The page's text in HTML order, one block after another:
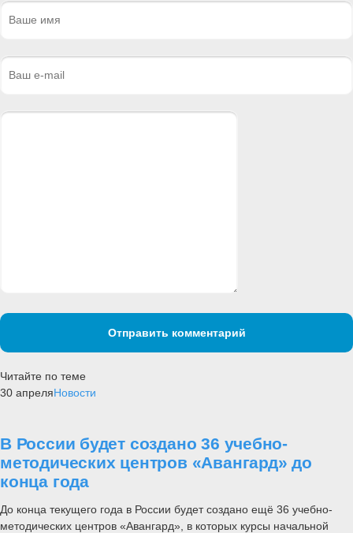
Отправить комментарий
Читайте по теме
30 апреляНовости
В России будет создано 36 учебно-
методических центров «Авангард» до
конца года
До конца текущего года в России будет создано ещё 36 учебно-
методических центров «Авангард», в которых курсы начальной